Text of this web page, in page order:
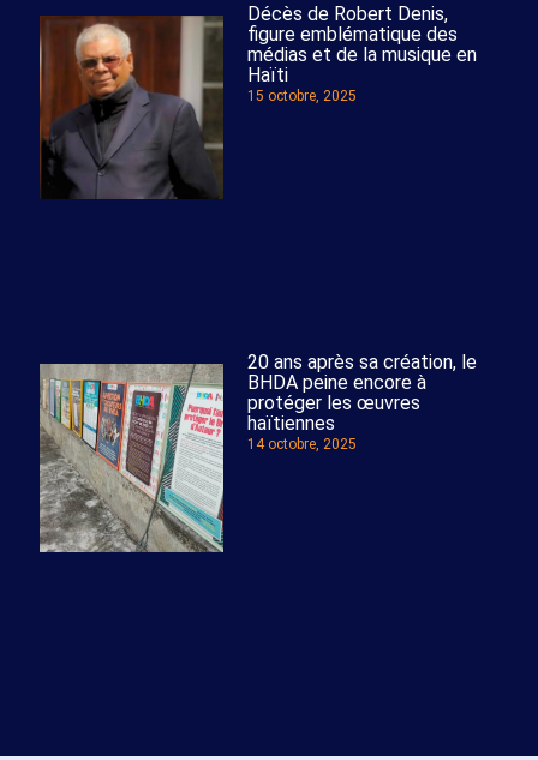
Décès de Robert Denis,
figure emblématique des
médias et de la musique en
Haïti
15 octobre, 2025
20 ans après sa création, le
BHDA peine encore à
protéger les œuvres
haïtiennes
14 octobre, 2025